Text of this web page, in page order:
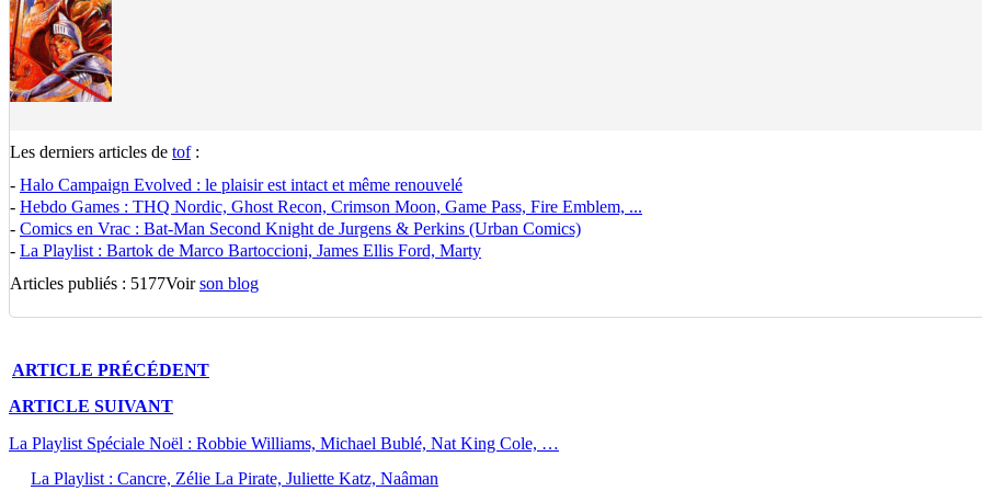
Les derniers articles de tof:
- Halo Campaign Evolved : le plaisir est intact et même renouvelé
- Hebdo Games : THQ Nordic, Ghost Recon, Crimson Moon, Game Pass, Fire Emblem, ...
- Comics en Vrac : Bat-Man Second Knight de Jurgens & Perkins (Urban Comics)
- La Playlist : Bartok de Marco Bartoccioni, James Ellis Ford, Marty
Articles publiés : 5177Voirson blog
ARTICLE PRÉCÉDENT
ARTICLE SUIVANT
La Playlist Spéciale Noël : Robbie Williams, Michael Bublé, Nat King Cole, …
La Playlist : Cancre, Zélie La Pirate, Juliette Katz, Naâman